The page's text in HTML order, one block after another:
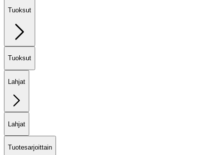
Tuoksut
Tuoksut
Lahjat
Lahjat
Tuotesarjoittain